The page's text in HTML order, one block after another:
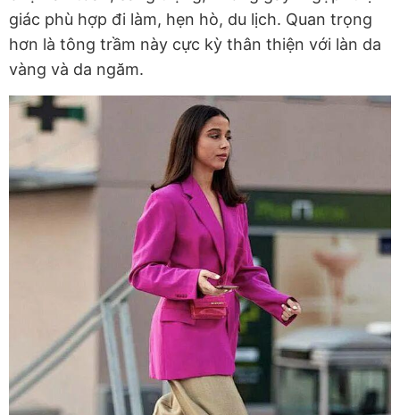
giác phù hợp đi làm, hẹn hò, du lịch. Quan trọng
hơn là tông trầm này cực kỳ thân thiện với làn da
vàng và da ngăm.